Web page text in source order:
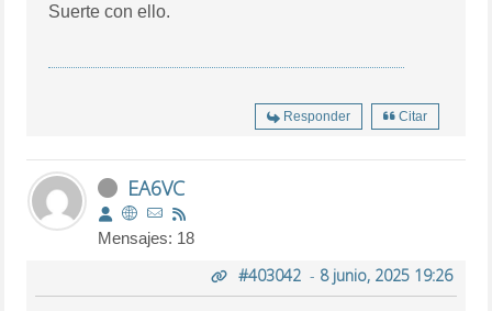
Suerte con ello.
Responder Citar
EA6VC
Mensajes: 18
#403042- 8 junio, 2025 19:26